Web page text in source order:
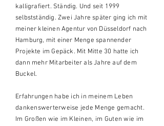
kalligrafiert. Ständig. Und seit 1999
selbstständig. Zwei Jahre später ging ich mit
meiner kleinen Agentur von Düsseldorf nach
Hamburg, mit einer Menge spannender
Projekte im Gepäck. Mit Mitte 30 hatte ich
dann mehr Mitarbeiter als Jahre auf dem
Buckel.
Erfahrungen habe ich in meinem Leben
dankenswerterweise jede Menge gemacht.
Im Großen wie im Kleinen, im Guten wie im